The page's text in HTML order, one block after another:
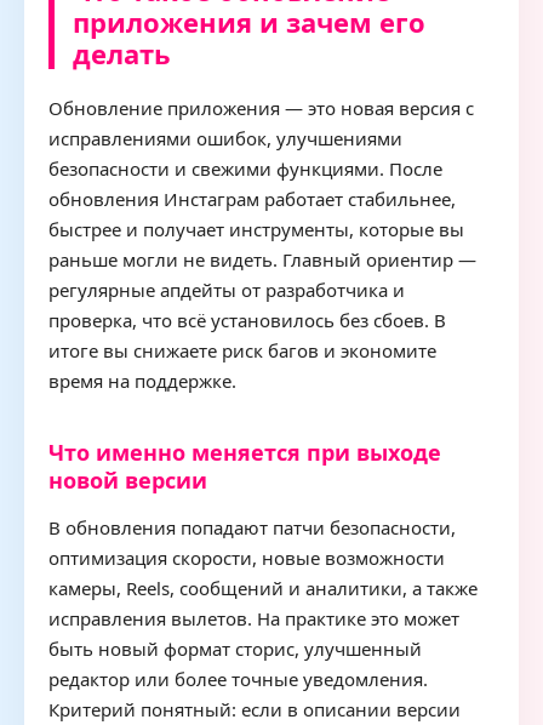
приложения и зачем его
делать
Обновление приложения — это новая версия с
исправлениями ошибок, улучшениями
безопасности и свежими функциями. После
обновления Инстаграм работает стабильнее,
быстрее и получает инструменты, которые вы
раньше могли не видеть. Главный ориентир —
регулярные апдейты от разработчика и
проверка, что всё установилось без сбоев. В
итоге вы снижаете риск багов и экономите
время на поддержке.
Что именно меняется при выходе
новой версии
В обновления попадают патчи безопасности,
оптимизация скорости, новые возможности
камеры, Reels, сообщений и аналитики, а также
исправления вылетов. На практике это может
быть новый формат сторис, улучшенный
редактор или более точные уведомления.
Критерий понятный: если в описании версии